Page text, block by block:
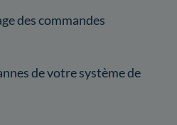
des commandes
de votre système de